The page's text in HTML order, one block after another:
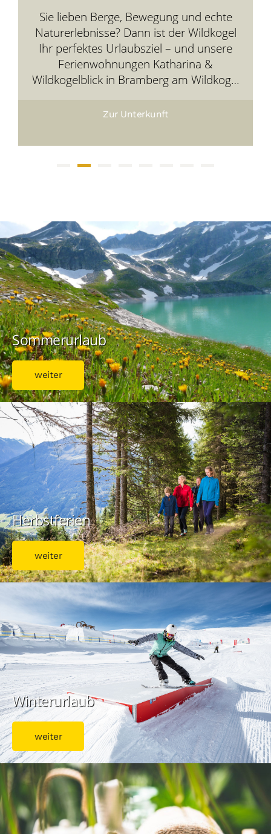
Sie lieben Berge, Bewegung und echte
Naturerlebnisse? Dann ist der Wildkogel
Ihr perfektes Urlaubsziel – und unsere
Ferienwohnungen Katharina &
Wildkogelblick in Bramberg am Wildkogel
Bergwelt.
Zur Unterkunft
Sommerurlaub
weiter
Herbstferien
weiter
Winterurlaub
weiter